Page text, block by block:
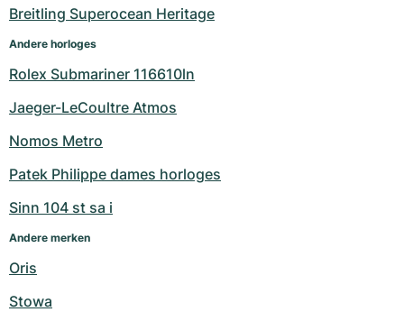
Breitling Superocean Heritage
Andere horloges
Rolex Submariner 116610ln
Jaeger-LeCoultre Atmos
Nomos Metro
Patek Philippe dames horloges
Sinn 104 st sa i
Andere merken
Oris
Stowa